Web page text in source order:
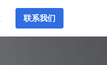
联系我们